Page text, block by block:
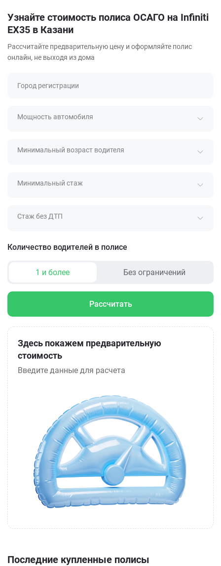
Узнайте стоимость полиса ОСАГО на Infiniti
EX35 в Казани
Рассчитайте предварительную цену и оформляйте полис
онлайн, не выходя из дома
Город регистрации
Мощность автомобиля
Минимальный возраст водителя
Минимальный стаж
Стаж без ДТП
Количество водителей в полисе
1 и более Без ограничений
Рассчитать
Здесь покажем предварительную
стоимость
Введите данные для расчета
Последние купленные полисы